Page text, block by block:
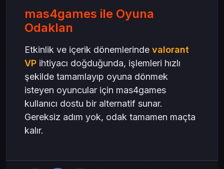
mas4games ile Oyuna
Odaklan
Etkinlik ve içerik dönemlerinde valorant
VP ihtiyacı doğduğunda, işlemleri hızlı
şekilde tamamlayıp oyuna dönmek
isteyen oyuncular için mas4games
kullanıcı dostu bir alternatif sunar.
Gereksiz adım yok, odak tamamen maçta
kalır.